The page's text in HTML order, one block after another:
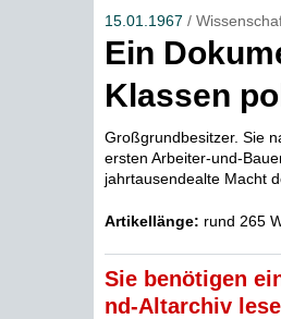
15.01.1967 /
Ein
Klassen
Großgrundbesitzer. Sie
ersten Arbeiter-und-
jahrtausendealte Macht
Artikellänge: rund 265
Sie benötigen
nd-Altarchiv